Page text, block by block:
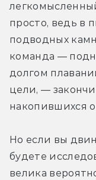
просто, ведь в
подводных
команда —
долгом
цели, —
накопившихся
Но если вы
будете
велика